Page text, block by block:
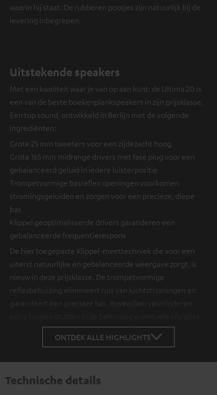
waarin hij staat. De rubberen pootjes zijn natuurlijk bij de
levering inbegrepen.
Uitstekende speakers
Met een kwaliteit waar je van op aan kunt: de Ultima 20 is
een van de beste boekenplankspeakers in zijn prijsklasse.
Een top sound, ontwikkeld in Berlijn met de volgende
ingrediënten:
Grote 25 mm tweeters voor een zijdezacht hoog
Grote 165 mm midrange drivers met fase plug voor een
gebalanceerd geluid in iedere luisterpositie
Trompetvormige basreflex openingen voorkomen
stromingsgeluiden en zorgen voor een precieze, diepe
bas
Klippel geoptimalisserde drivers garanderen een
gebalanceerde frequentierespons
De hier toegepaste Klippel-meettechniek die voor een
uiterst natuurlijke en gebalanceerde weergave zorgt, is
nieuw in deze prijsklasse. De trompetvormige
reflexbehuizing elimineert ruis van luchtstromingen en
garandeert een precieze bas. Bovendien verminderen
ONTDEK ALLE HIGHLIGHTS
Technische details